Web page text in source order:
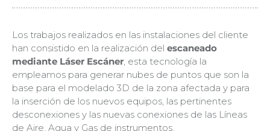
Los trabajos realizados en las instalaciones del cliente
han consistido en la realización del escaneado
mediante Láser Escáner, esta tecnología la
empleamos para generar nubes de puntos que son la
base para el modelado 3D de la zona afectada y para
la inserción de los nuevos equipos, las pertinentes
desconexiones y las nuevas conexiones de las Líneas
de Aire, Agua y Gas de instrumentos.